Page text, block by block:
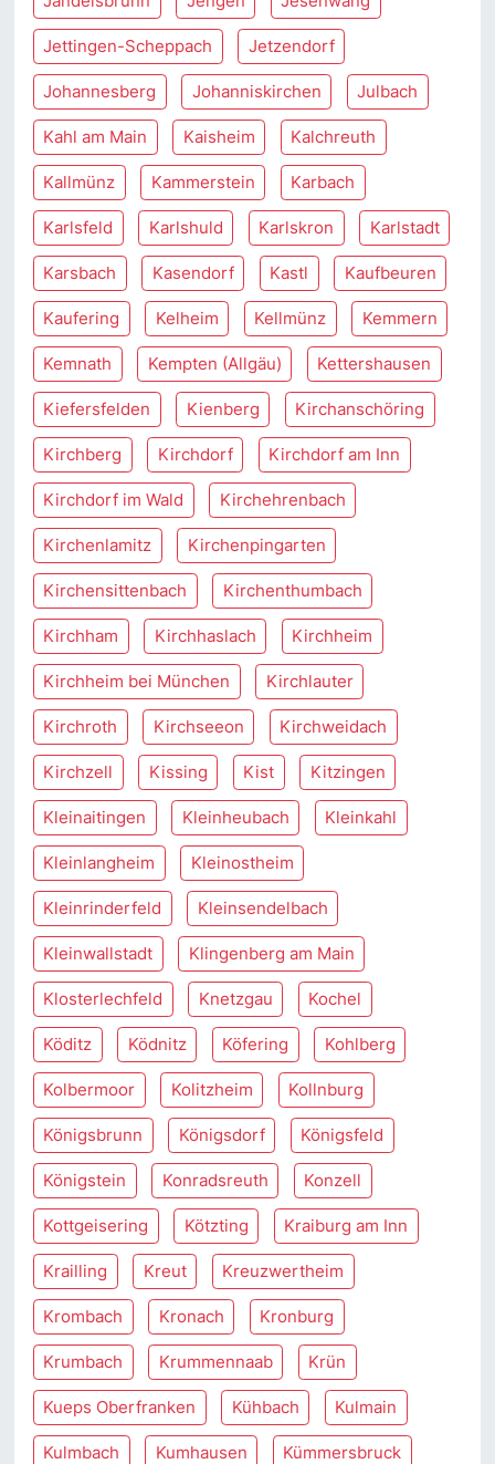
Jettingen-Scheppach Jetzendorf
Johannesberg Johanniskirchen Julbach
Kahl am Main Kaisheim Kalchreuth
Kallmünz Kammerstein Karbach
Karlsfeld Karlshuld Karlskron Karlstadt
Karsbach Kasendorf Kastl Kaufbeuren
Kaufering Kelheim Kellmünz Kemmern
Kemnath Kempten (Allgäu) Kettershausen
Kiefersfelden Kienberg Kirchanschöring
Kirchberg Kirchdorf Kirchdorf am Inn
Kirchdorf im Wald Kirchehrenbach
Kirchenlamitz Kirchenpingarten
Kirchensittenbach Kirchenthumbach
Kirchham Kirchhaslach Kirchheim
Kirchheim bei München Kirchlauter
Kirchroth Kirchseeon Kirchweidach
Kirchzell Kissing Kist Kitzingen
Kleinaitingen Kleinheubach Kleinkahl
Kleinlangheim Kleinostheim
Kleinrinderfeld Kleinsendelbach
Kleinwallstadt Klingenberg am Main
Klosterlechfeld Knetzgau Kochel
Köditz Ködnitz Köfering Kohlberg
Kolbermoor Kolitzheim Kollnburg
Königsbrunn Königsdorf Königsfeld
Königstein Konradsreuth Konzell
Kottgeisering Kötzting Kraiburg am Inn
Krailling Kreut Kreuzwertheim
Krombach Kronach Kronburg
Krumbach Krummennaab Krün
Kueps Oberfranken Kühbach Kulmain
Kulmbach Kumhausen Kümmersbruck